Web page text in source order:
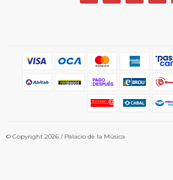
© Copyright 2026 / Palacio de la Música